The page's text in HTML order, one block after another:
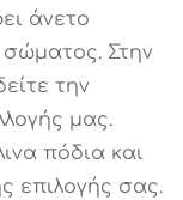
άνετο
Στην
την
μας.
πόδια και
επιλογής σας.